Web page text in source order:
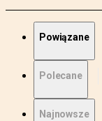
Powiązane
Polecane
Najnowsze